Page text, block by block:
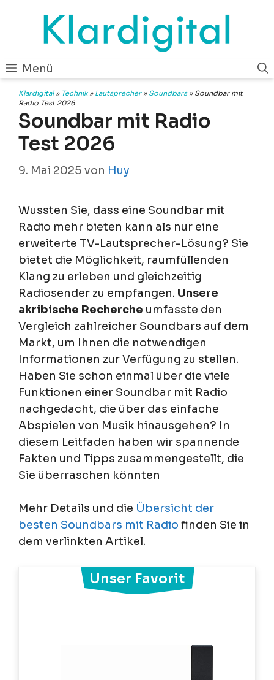
springen
Menü
Klardigital» Technik» Lautsprecher» Soundbars» Soundbar mit
Radio Test 2026
Soundbar mit Radio
Test 2026
9. Mai 2025 von Huy
Wussten Sie, dass eine Soundbar mit
Radio mehr bieten kann als nur eine
erweiterte TV-Lautsprecher-Lösung? Sie
bietet die Möglichkeit, raumfüllenden
Klang zu erleben und gleichzeitig
Radiosender zu empfangen. Unsere
akribische Recherche umfasste den
Vergleich zahlreicher Soundbars auf dem
Markt, um Ihnen die notwendigen
Informationen zur Verfügung zu stellen.
Haben Sie schon einmal über die viele
Funktionen einer Soundbar mit Radio
nachgedacht, die über das einfache
Abspielen von Musik hinausgehen? In
diesem Leitfaden haben wir spannende
Fakten und Tipps zusammengestellt, die
Sie überraschen könnten
Mehr Details und die Übersicht der
besten Soundbars mit Radio finden Sie in
dem verlinkten Artikel.